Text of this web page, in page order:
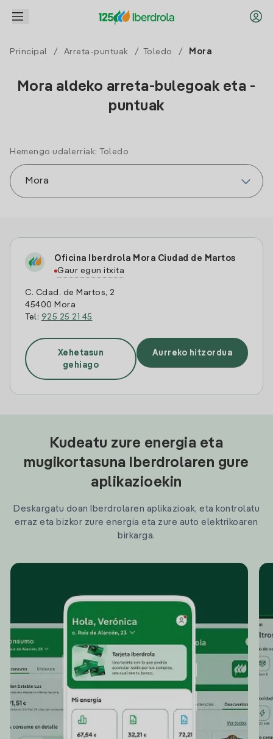
Principal / Arreta-puntuak / Toledo / Mora
Mora aldeko arreta-bulegoak eta -
puntuak
Hemengo udalerriak: Toledo
Oficina Iberdrola Mora Ciudad de Martos
Gaur egun itxita
C. Cdad. de Martos, 2
45400 Mora
Tel: 925 25 21 45
Xehetasun
gehiago
Aurreko hitzordua
Kudeatu zure energia eta
mugikortasuna Iberdrolaren gure
aplikazioekin
Deskargatu doan Iberdrolaren aplikazioak, eta kontrolatu
erraz eta bizkor zure energia eta zure auto elektrikoaren
birkarga.